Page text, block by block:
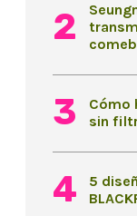
Cómo
sin
5